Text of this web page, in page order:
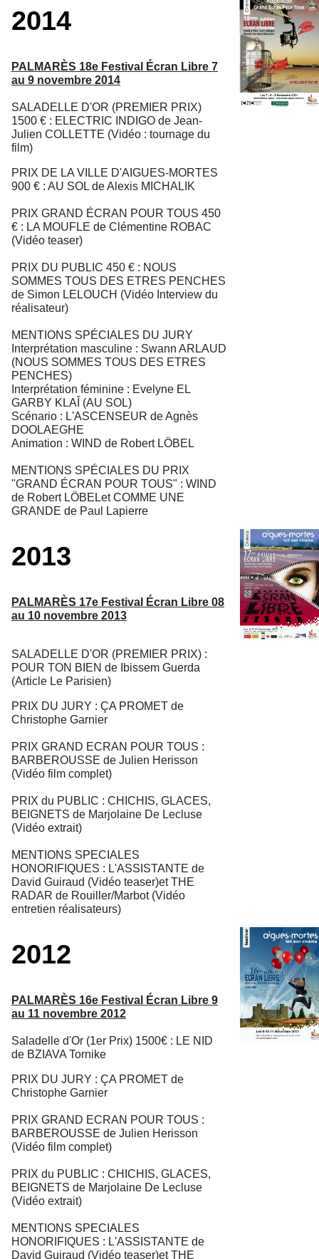
2014
PALMARÈS 18e Festival Écran Libre 7
au 9 novembre 2014
SALADELLE D'OR (PREMIER PRIX)
1500 € : ELECTRIC INDIGO de Jean-
Julien COLLETTE (Vidéo : tournage du
film)
PRIX DE LA VILLE D'AIGUES-MORTES
900 € : AU SOL de Alexis MICHALIK
PRIX GRAND ÉCRAN POUR TOUS 450
€ : LA MOUFLE de Clémentine ROBAC
(Vidéo teaser)
PRIX DU PUBLIC 450 € : NOUS
SOMMES TOUS DES ETRES PENCHES
de Simon LELOUCH (Vidéo Interview du
réalisateur)
MENTIONS SPÉCIALES DU JURY
Interprétation masculine : Swann ARLAUD
(NOUS SOMMES TOUS DES ETRES
PENCHES)
Interprétation féminine : Evelyne EL
GARBY KLAÎ (AU SOL)
Scénario : L'ASCENSEUR de Agnès
DOOLAEGHE
Animation : WIND de Robert LÖBEL
MENTIONS SPÉCIALES DU PRIX
"GRAND ÉCRAN POUR TOUS" : WIND
de Robert LÖBELet COMME UNE
GRANDE de Paul Lapierre
2013
PALMARÈS 17e Festival Écran Libre 08
au 10 novembre 2013
SALADELLE D'OR (PREMIER PRIX) :
POUR TON BIEN de Ibissem Guerda
(Article Le Parisien)
PRIX DU JURY : ÇA PROMET de
Christophe Garnier
PRIX GRAND ECRAN POUR TOUS :
BARBEROUSSE de Julien Herisson
(Vidéo film complet)
PRIX du PUBLIC : CHICHIS, GLACES,
BEIGNETS de Marjolaine De Lecluse
(Vidéo extrait)
MENTIONS SPECIALES
HONORIFIQUES : L'ASSISTANTE de
David Guiraud (Vidéo teaser)et THE
RADAR de Rouiller/Marbot (Vidéo
entretien réalisateurs)
2012
PALMARÈS 16e Festival Écran Libre 9
au 11 novembre 2012
Saladelle d'Or (1er Prix) 1500€ : LE NID
de BZIAVA Tornike
PRIX DU JURY : ÇA PROMET de
Christophe Garnier
PRIX GRAND ECRAN POUR TOUS :
BARBEROUSSE de Julien Herisson
(Vidéo film complet)
PRIX du PUBLIC : CHICHIS, GLACES,
BEIGNETS de Marjolaine De Lecluse
(Vidéo extrait)
MENTIONS SPECIALES
HONORIFIQUES : L'ASSISTANTE de
David Guiraud (Vidéo teaser)et THE